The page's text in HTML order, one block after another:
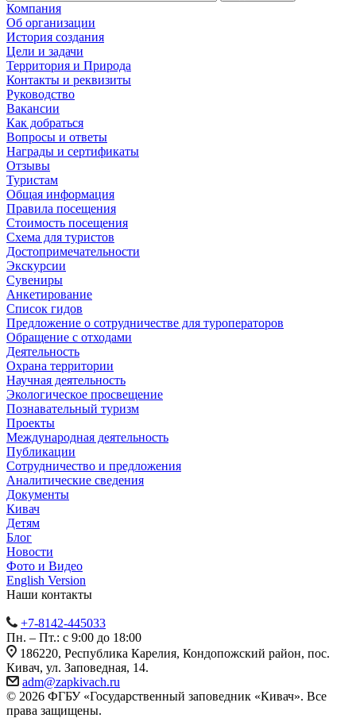
Компания
Об организации
История создания
Цели и задачи
Территория и Природа
Контакты и реквизиты
Руководство
Вакансии
Как добраться
Вопросы и ответы
Награды и сертификаты
Отзывы
Туристам
Общая информация
Правила посещения
Стоимость посещения
Схема для туристов
Достопримечательности
Экскурсии
Сувениры
Анкетирование
Список гидов
Предложение о сотрудничестве для туроператоров
Обращение с отходами
Деятельность
Охрана территории
Научная деятельность
Экологическое просвещение
Познавательный туризм
Проекты
Международная деятельность
Публикации
Сотрудничество и предложения
Аналитические сведения
Документы
Кивач
Детям
Блог
Новости
Фото и Видео
English Version
Наши контакты
+7-8142-445033
Пн. – Пт.: с 9:00 до 18:00
186220, Республика Карелия, Кондопожский район, пос.
Кивач, ул. Заповедная, 14.
adm@zapkivach.ru
© 2026 ФГБУ «Государственный заповедник «Кивач». Все
права защищены.